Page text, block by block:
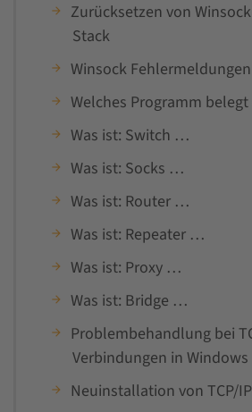
Zurücksetzen von
Stack
Winsock Fehlermeldungen
Welches Programm belegt
Was ist: Switch …
Was ist: Socks …
Was ist: Router …
Was ist: Repeater …
Was ist: Proxy …
Was ist: Bridge …
Problembehandlung bei
Verbindungen in Windows
Neuinstallation von TCP/IP